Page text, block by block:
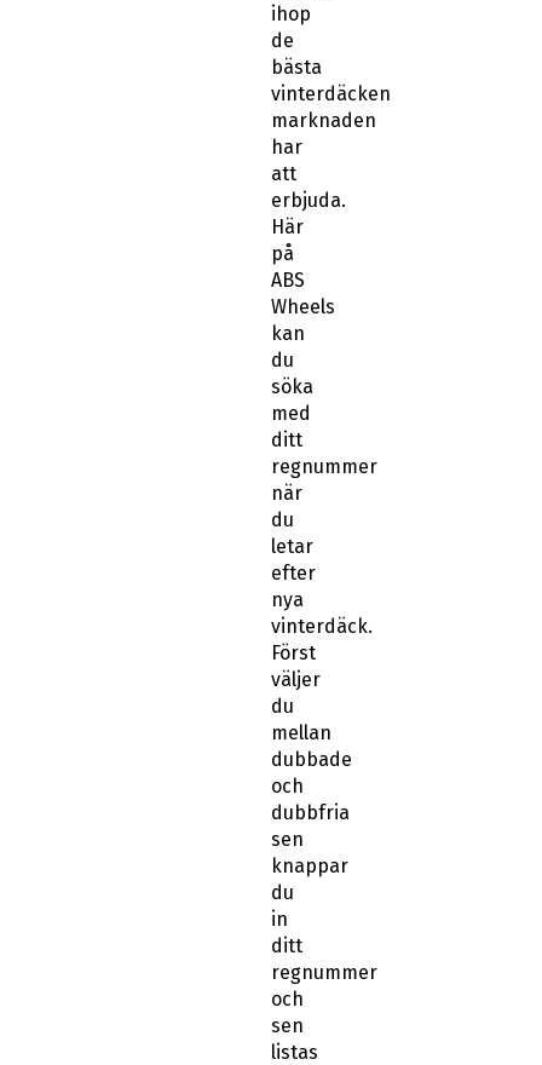
ihop
de
bästa
vinterdäcken
marknaden
har
att
erbjuda.
Här
på
ABS
Wheels
kan
du
söka
med
ditt
regnummer
när
du
letar
efter
nya
vinterdäck.
Först
väljer
du
mellan
dubbade
och
dubbfria
sen
knappar
du
in
ditt
regnummer
och
sen
listas